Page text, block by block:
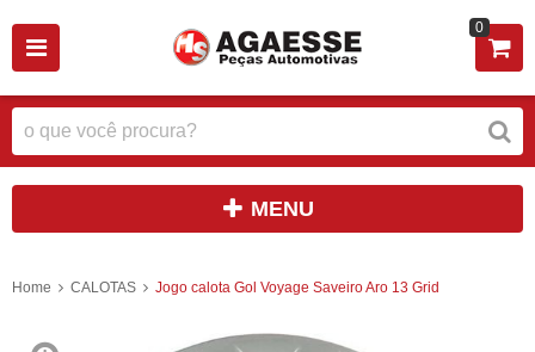
0
MENU
Home CALOTAS Jogo calota Gol Voyage Saveiro Aro 13 Grid